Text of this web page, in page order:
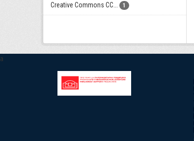
Creative Commons CC... 1
a